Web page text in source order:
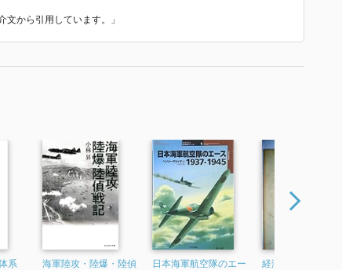
文から引用しています。」
系
海軍陸攻・陸爆・陸偵
日本海軍航空隊のエー
経済学の国民的体系